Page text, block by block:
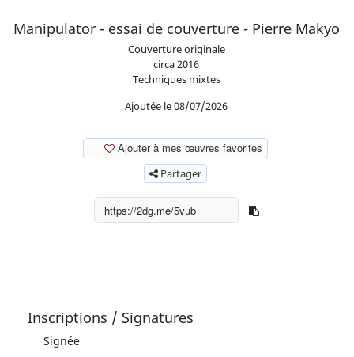
Manipulator - essai de couverture - Pierre Makyo
Couverture originale
circa2016
Techniques mixtes
Ajoutée le 08/07/2026
Ajouter à mes œuvres favorites
Partager
Inscriptions / Signatures
Signée